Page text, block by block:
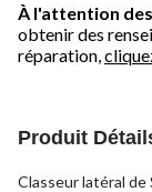
À l'attention
obtenir des
réparation,
Produit
Classeur latéral de